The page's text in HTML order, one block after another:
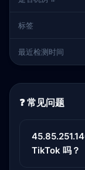
标签
最近检测时间
❓ 常见问题
TikTok 吗？